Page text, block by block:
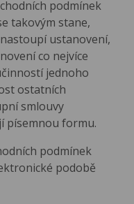
podmínek
takovým stane,
ustanovení,
co nejvíce
jednoho
ostatních
smlouvy
písemnou formu.
podmínek
podobě